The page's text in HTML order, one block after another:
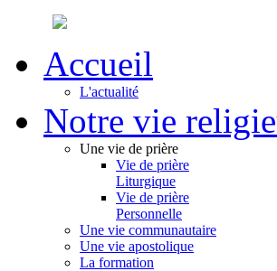
Accueil
L'actualité
Notre vie
Une vie de prière
Vie de prière
Liturgique
Vie de prière
Personnelle
Une vie communautaire
Une vie apostolique
La formation